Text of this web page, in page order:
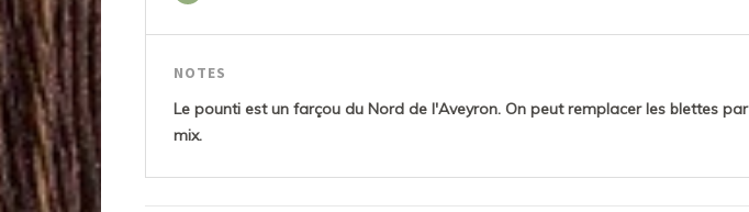
NOTES
Le pounti est un farçou du Nord de l'Aveyron. On peut remplacer les blettes
mix.